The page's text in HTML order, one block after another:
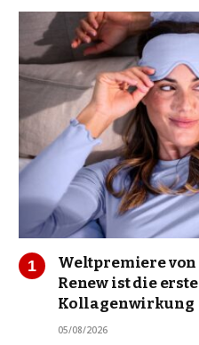
Weltpremiere
Renew ist die
Kollagenwirkung
05/08/2026